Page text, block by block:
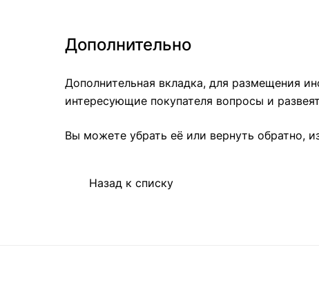
Дополнительно
Дополнительная вкладка, для размещения
интересующие покупателя вопросы и
Вы можете убрать её или вернуть обратно,
Назад к списку